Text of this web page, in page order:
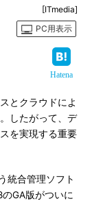
[ITmedia]
PC用表示
Hatena
とクラウドによ
したがって、デ
を実現する重要
統合管理ソフト
GA版がついに